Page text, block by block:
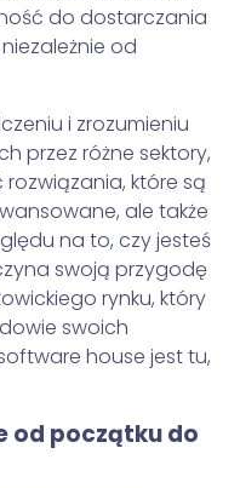
do dostarczania
od
i zrozumieniu
przez różne sektory,
które są
ale także
na to, czy jesteś
swoją przygodę
rynku, który
swoich
house jest tu,
od początku do